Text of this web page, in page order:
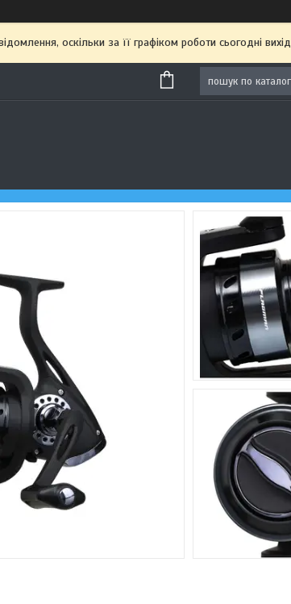
оскільки за її графіком роботи сьогодні